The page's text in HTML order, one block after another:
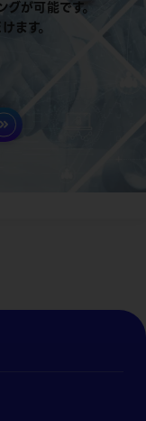
が可能です。
ます。